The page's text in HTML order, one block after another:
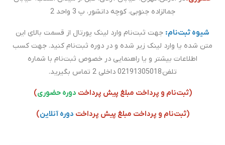
جمالزاده جنوبی، کوچه دانشور، پ 3 واحد 2
شیوه ثبت‌نام: جهت ثبت‌نام وارد لینک پورتال از قسمت بالای این
متن شده یا وارد لینک زیر شده و در دوره ثبت‌نام کنید. جهت کسب
اطلاعات بیشتر و یا راهنمایی در خصوص ثبت‌نام با شماره
تلفن 02191305018 داخلی 2 تماس بگیرید.
(ثبت‌نام و پرداخت مبلغ پیش پرداخت دوره حضوری)
(ثبت‌نام و پرداخت مبلغ پیش پرداخت دوره آنلاین)